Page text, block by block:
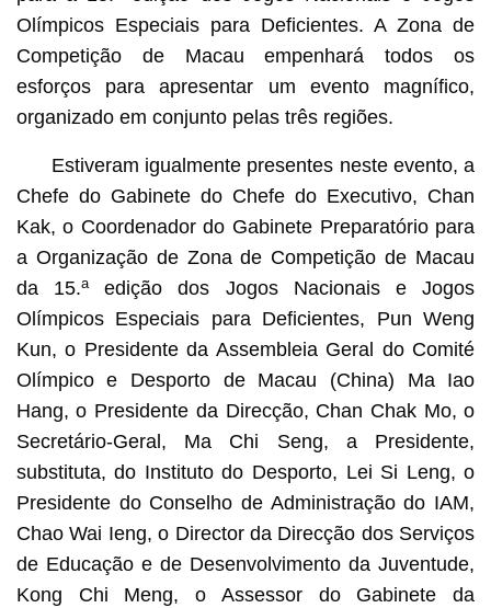
Olímpicos Especiais para Deficientes. A Zona de
Competição de Macau empenhará todos os
esforços para apresentar um evento magnífico,
organizado em conjunto pelas três regiões.
Estiveram igualmente presentes neste evento, a
Chefe do Gabinete do Chefe do Executivo, Chan
Kak, o Coordenador do Gabinete Preparatório para
a Organização de Zona de Competição de Macau
da 15.aedição dos Jogos Nacionais e Jogos
Olímpicos Especiais para Deficientes, Pun Weng
Kun, o Presidente da Assembleia Geral do Comité
Olímpico e Desporto de Macau (China) Ma Iao
Hang, o Presidente da Direcção, Chan Chak Mo, o
Secretário-Geral, Ma Chi Seng, a Presidente,
substituta, do Instituto do Desporto, Lei Si Leng, o
Presidente do Conselho de Administração do IAM,
Chao Wai Ieng, o Director da Direcção dos Serviços
de Educação e de Desenvolvimento da Juventude,
Kong Chi Meng, o Assessor do Gabinete da